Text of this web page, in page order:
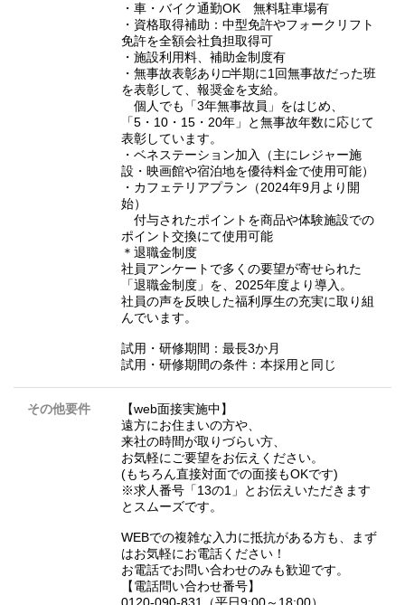
・車・バイク通勤OK 無料駐車場有
・資格取得補助：中型免許やフォークリフト
免許を全額会社負担取得可
・施設利用料、補助金制度有
・無事故表彰あり□半期に1回無事故だった班
を表彰して、報奨金を支給。
個人でも「3年無事故員」をはじめ、
「5・10・15・20年」と無事故年数に応じて
表彰しています。
・ベネステーション加入（主にレジャー施
設・映画館や宿泊地を優待料金で使用可能）
・カフェテリアプラン（2024年9月より開
始）
付与されたポイントを商品や体験施設での
ポイント交換にて使用可能
＊退職金制度
社員アンケートで多くの要望が寄せられた
「退職金制度」を、2025年度より導入。
社員の声を反映した福利厚生の充実に取り組
んでいます。
試用・研修期間：最長3か月
試用・研修期間の条件：本採用と同じ
その他要件
【web面接実施中】
遠方にお住まいの方や、
来社の時間が取りづらい方、
お気軽にご要望をお伝えください。
(もちろん直接対面での面接もOKです)
※求人番号「13の1」とお伝えいただきます
とスムーズです。
WEBでの複雑な入力に抵抗がある方も、まず
はお気軽にお電話ください！
お電話でお問い合わせのみも歓迎です。
【電話問い合わせ番号】